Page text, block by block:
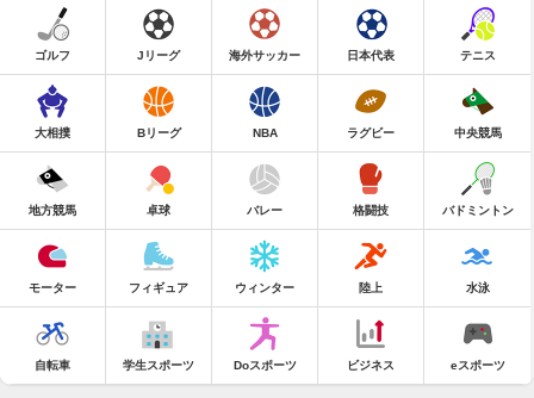
ゴルフ Jリーグ 海外サッカー 日本代表 テニス
大相撲 Bリーグ NBA ラグビー 中央競馬
地方競馬 卓球 バレー 格闘技 バドミントン
モーター フィギュア ウィンター 陸上 水泳
自転車 学生スポーツ Doスポーツ ビジネス eスポーツ